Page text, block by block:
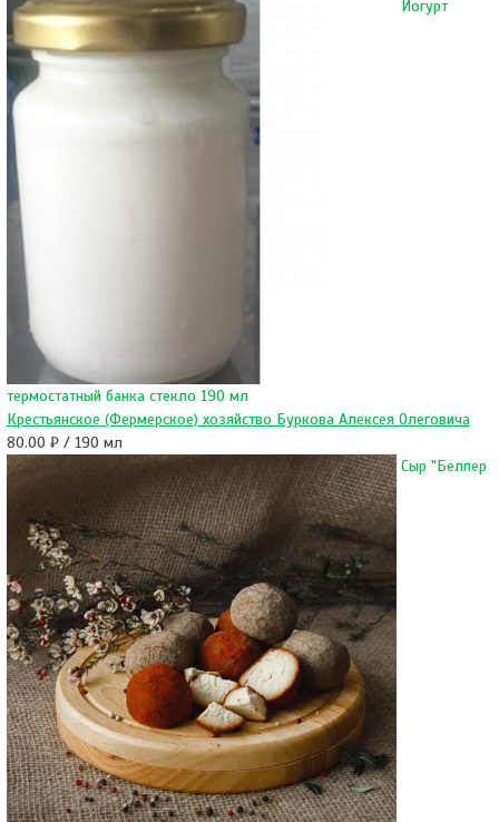
Йогурт
термостатный банка стекло 190 мл
Крестьянское (Фермерское) хозяйство Буркова Алексея Олеговича
80.00 ₽ / 190 мл
Сыр "Белпер